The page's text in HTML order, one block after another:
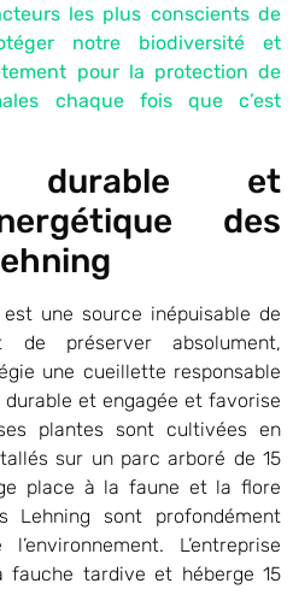
les plus conscients de
notre biodiversité et
pour la protection de
chaque fois que c’est
durable et
des
une source inépuisable de
de préserver absolument,
une cueillette responsable
et engagée et favorise
plantes sont cultivées en
sur un parc arboré de 15
place à la faune et la flore
Lehning sont profondément
L’entreprise
fauche tardive et héberge 15